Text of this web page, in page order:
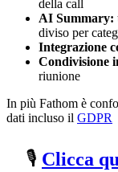
della call
AI Summary:
diviso per
Integrazione
Condivisione
riunione
In più Fathom è
dati incluso il GDPR
🎙️ Clicca